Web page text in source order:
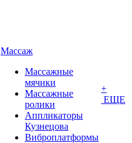
Массаж
Массажные
мячики
Массажные
ролики
Аппликаторы
Кузнецова
Виброплатформы
+
ЕЩЕ